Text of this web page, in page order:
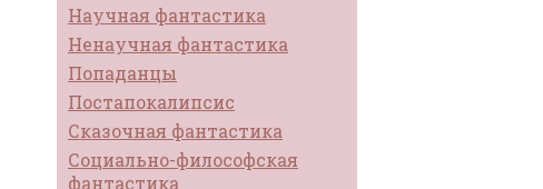
Научная фантастика
Ненаучная фантастика
Попаданцы
Постапокалипсис
Сказочная фантастика
Социально-философская
фантастика